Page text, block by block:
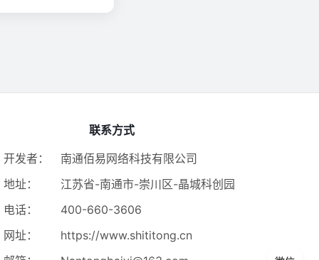
联系方式
开发者：
南通佰易网络科技有限公司
地址：
江苏省-南通市-崇川区-晶城科创园
电话：
400-660-3606
网址：
https://www.shititong.cn